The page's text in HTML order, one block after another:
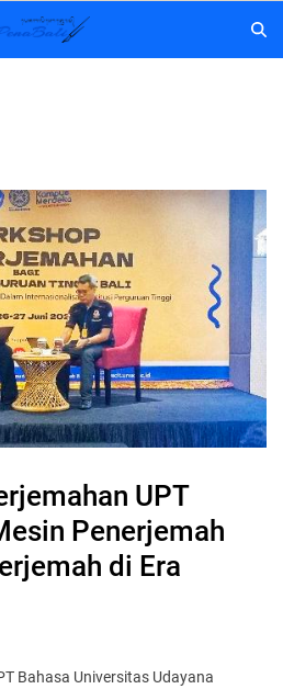
UPT
Penerjemah
di Era
Bahasa Universitas Udayana